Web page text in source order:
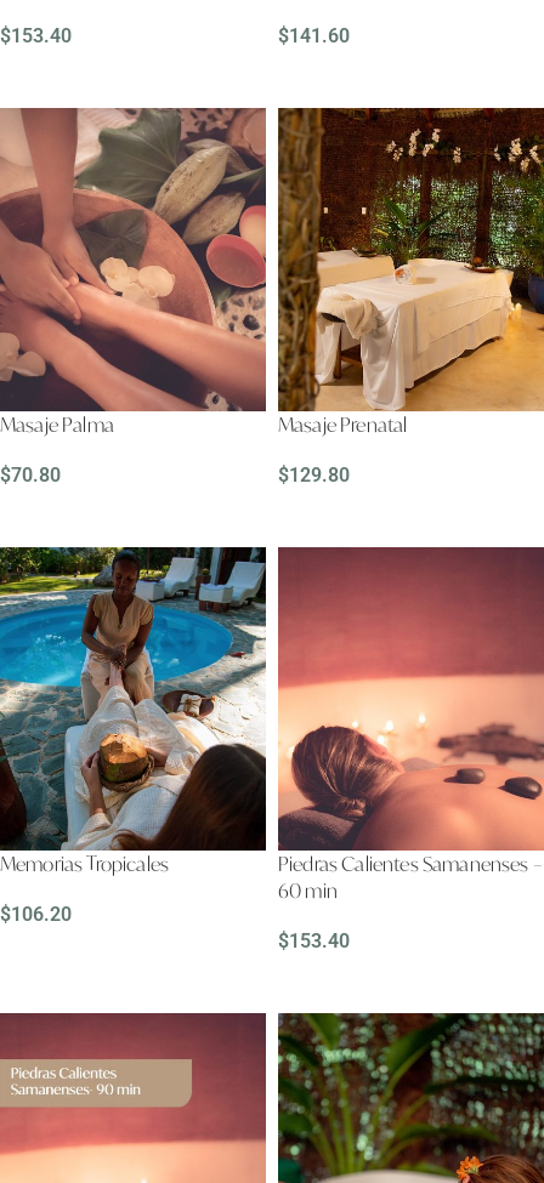
$153.40 $141.60
Masaje Palma
$70.80
Masaje Prenatal
$129.80
Memorias Tropicales
$106.20
Piedras Calientes Samanenses –
60 min
$153.40